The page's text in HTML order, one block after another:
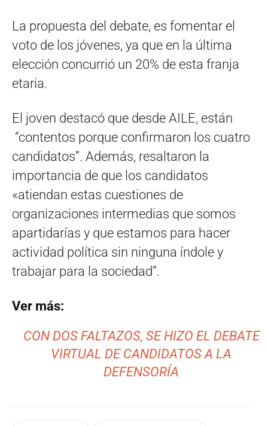
La propuesta del debate, es fomentar el
voto de los jóvenes, ya que en la última
elección concurrió un 20% de esta franja
etaria.
El joven destacó que desde AILE, están
“contentos porque confirmaron los cuatro
candidatos”. Además, resaltaron la
importancia de que los candidatos
«atiendan estas cuestiones de
organizaciones intermedias que somos
apartidarías y que estamos para hacer
actividad política sin ninguna índole y
trabajar para la sociedad”.
Ver más:
CON DOS FALTAZOS, SE HIZO EL DEBATE
VIRTUAL DE CANDIDATOS A LA
DEFENSORÍA